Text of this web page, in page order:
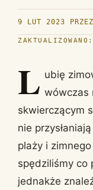
9 LUT 2023
L ubię
wówczas
skwierczącym
nie
plaży i
spędziliśmy co
jednakże